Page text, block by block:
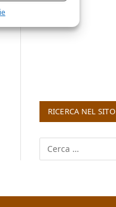
RICERCA NEL SITO